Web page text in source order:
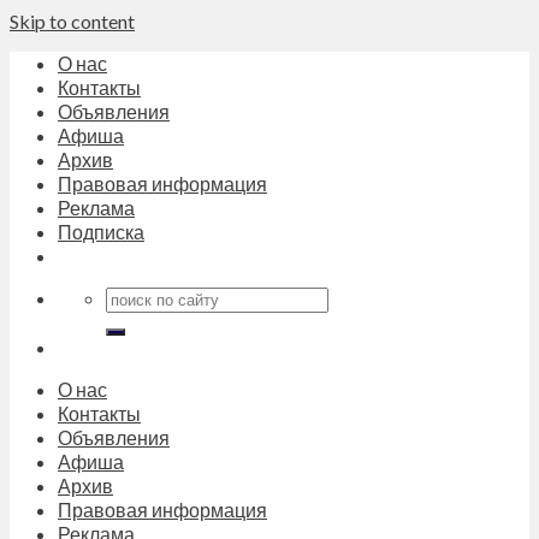
Skip to content
О нас
Контакты
Объявления
Афиша
Архив
Правовая информация
Реклама
Подписка
О нас
Контакты
Объявления
Афиша
Архив
Правовая информация
Реклама